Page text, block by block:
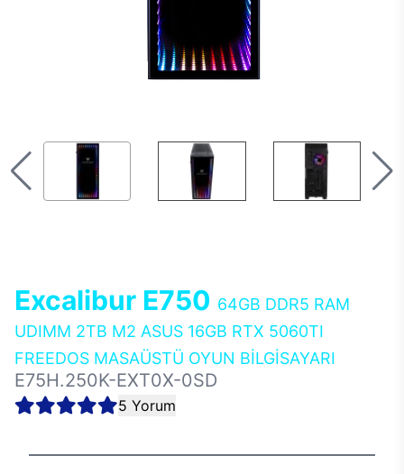
Excalibur E750 64GB DDR5 RAM
UDIMM 2TB M2 ASUS 16GB RTX 5060TI
FREEDOS MASAÜSTÜ OYUN BİLGİSAYARI
E75H.250K-EXT0X-0SD
5 Yorum